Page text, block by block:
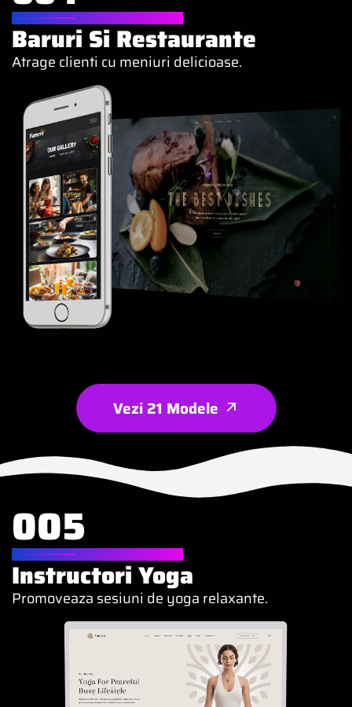
WEBSITE PENTRU
Baruri Si Restaurante
Atrage clienti cu meniuri delicioase.
Vezi 21 Modele
005WEBSITE PENTRU
Instructori Yoga
Promoveaza sesiuni de yoga relaxante.